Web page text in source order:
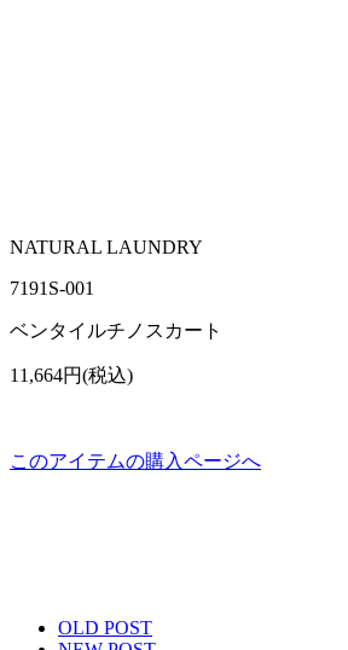
NATURAL LAUNDRY
7191S‐001
ベンタイルチノスカート
11,664円(税込)
このアイテムの購入ページへ
OLD POST